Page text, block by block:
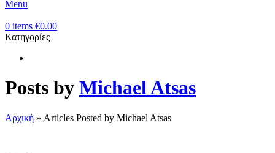
Menu
0 items €0.00
Κατηγορίες
Posts by Michael Atsas
Αρχική » Articles Posted by Michael Atsas